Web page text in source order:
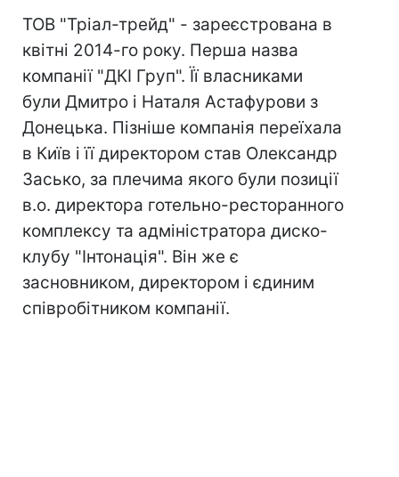
ТОВ "Тріал-трейд" - зареєстрована в
квітні 2014-го року. Перша назва
компанії "ДКІ Груп". Її власниками
були Дмитро і Наталя Астафурови з
Донецька. Пізніше компанія переїхала
в Київ і її директором став Олександр
Засько, за плечима якого були позиції
в.о. директора готельно-ресторанного
комплексу та адміністратора диско-
клубу "Інтонація". Він же є
засновником, директором і єдиним
співробітником компанії.